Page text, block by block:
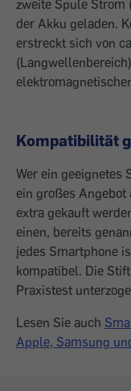
zweite Spule Strom
der Akku geladen.
erstreckt sich von
Kompatibilität
Wer ein geeignetes
ein großes Angebot
extra gekauft
einen, bereits
jedes Smartphone
kompatibel. Die
Praxistest
Lesen Sie auch
Apple, Samsung